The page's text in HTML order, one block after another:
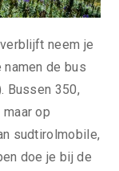
neem je
de bus
Bussen 350,
op
sudtirolmobile,
doe je bij de